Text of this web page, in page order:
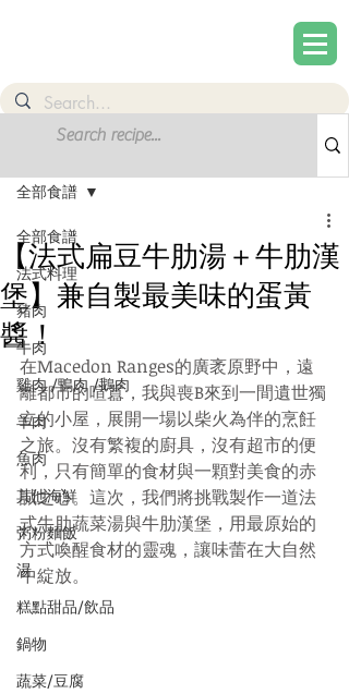
註冊
全部食譜
法式料理
豬肉
牛肉
雞肉 /鴨肉 /鵝肉
羊肉
魚肉
其他海鮮
粥粉麵飯
湯
糕點甜品/飲品
鍋物
蔬菜/豆腐
全部食譜
【法式扁豆牛肋湯＋牛肋漢
堡】兼自製最美味的蛋黃
醬！
在Macedon Ranges的廣袤原野中，遠
離都市的喧囂，我與喪B來到一間遺世獨
立的小屋，展開一場以柴火為伴的烹飪
之旅。沒有繁複的廚具，沒有超市的便
利，只有簡單的食材與一顆對美食的赤
誠之心。這次，我們將挑戰製作一道法
式牛肋蔬菜湯與牛肋漢堡，用最原始的
方式喚醒食材的靈魂，讓味蕾在大自然
中綻放。